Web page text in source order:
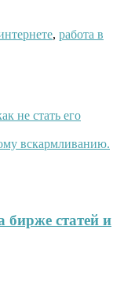
, работа в
не стать его
вскармливанию.
бирже статей и